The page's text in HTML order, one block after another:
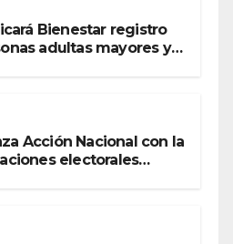
Bienestar registro
adultas mayores y
Acción Nacional con la
electorales